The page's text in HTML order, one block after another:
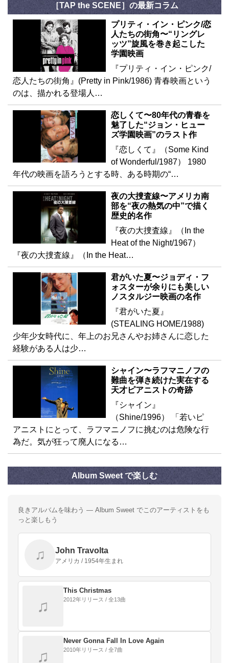
［TAP the SCENE］の最新コラム
プリティ・イン・ピンク/恋
人たちの街角〜“リングレ
ッツ”旋風を巻き起こした
学園映画
『プリティ・イン・ピンク/
恋人たちの街角』(Pretty in Pink/1986) 青春映画という
のは、描かれる登場人…
恋しくて〜80年代の青春を
魅了した“ジョン・ヒュー
ズ学園映画”のラスト作
『恋しくて』（Some Kind
of Wonderful/1987） 1980
年代の映画を語ろうとする時、ある時期の“…
夜の大捜査線〜アメリカ南
部を“夜の熱気の中”で描く
歴史的名作
『夜の大捜査線』（In the
Heat of the Night/1967）
『夜の大捜査線』（In the Heat…
君がいた夏〜ジョディ・フ
ォスターが余りにも美しい
ノスタルジー映画の名作
『君がいた夏』
(STEALING HOME/1988)
少年少女時代に、年上のお兄さんやお姉さんに恋した
経験がある人は少…
シャイン〜ラフマニノフの
難曲を弾き続けた実在する
天才ピアニストの奇跡
『シャイン』
（Shine/1996） 「若いピ
アニストにとって、ラフマニノフに挑むのは危険な行
為だ。気が狂って廃人になる…
Album Sweet で楽しむ
良きアルバムを味わう — Album Sweet でこのアーティストをも
っと楽しもう
♫ John Travolta
アメリカ / 1954年生まれ
♫
This Christmas
2012年リリース / 全13曲
♫
Never Gonna Fall In Love Again
2010年リリース / 全7曲